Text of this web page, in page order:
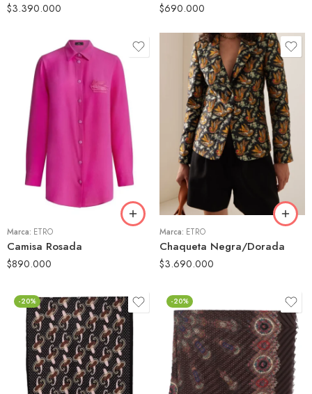
$3.390.000 $690.000
Marca: ETRO
Camisa Rosada
$890.000
44
46
Marca: ETRO
Chaqueta Negra/Dorada
$3.690.000
-20% -20%